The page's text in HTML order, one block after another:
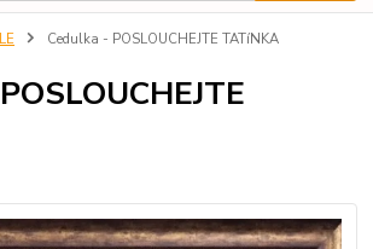
Cedulka - POSLOUCHEJTE TATíNKA